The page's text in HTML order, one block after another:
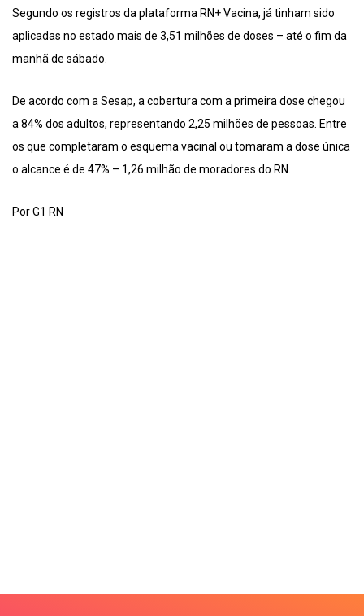
Segundo os registros da plataforma RN+ Vacina, já tinham sido
aplicadas no estado mais de 3,51 milhões de doses – até o fim da
manhã de sábado.
De acordo com a Sesap, a cobertura com a primeira dose chegou
a 84% dos adultos, representando 2,25 milhões de pessoas. Entre
os que completaram o esquema vacinal ou tomaram a dose única
o alcance é de 47% – 1,26 milhão de moradores do RN.
Por G1 RN